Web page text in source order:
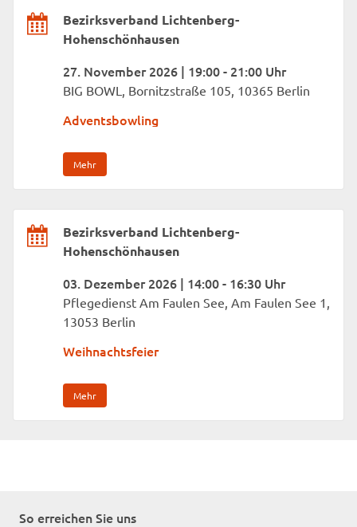
Bezirksverband Lichtenberg-
Hohenschönhausen
27. November 2026 | 19:00 - 21:00 Uhr
BIG BOWL, Bornitzstraße 105, 10365 Berlin
Adventsbowling
Mehr
Bezirksverband Lichtenberg-
Hohenschönhausen
03. Dezember 2026 | 14:00 - 16:30 Uhr
Pflegedienst Am Faulen See, Am Faulen See 1,
13053 Berlin
Weihnachtsfeier
Mehr
So erreichen Sie uns